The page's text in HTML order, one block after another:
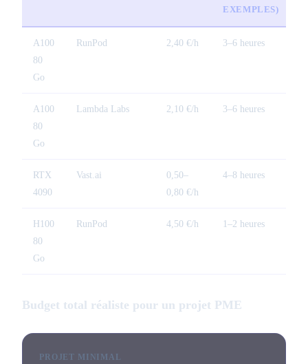
EXEMPLES)
A100
80
Go
RunPod 2,40 €/h 3–6 heures
A100
80
Go
Lambda Labs 2,10 €/h 3–6 heures
RTX
4090
Vast.ai
0,50–
0,80 €/h
4–8 heures
H100
80
Go
RunPod 4,50 €/h 1–2 heures
Budget total réaliste pour un projet PME
PROJET MINIMAL